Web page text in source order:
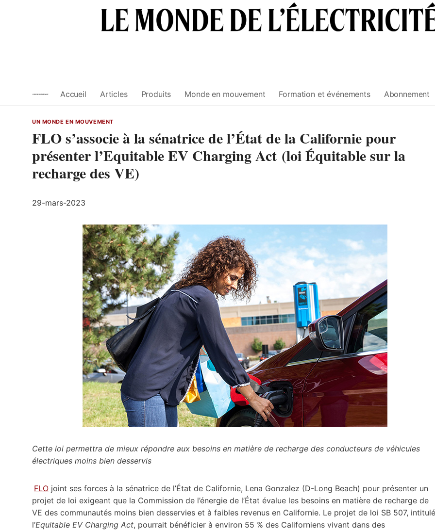
Accueil Articles Produits Monde en mouvement Formation et événements Abonnement
UN MONDE EN MOUVEMENT
FLO s’associe à la sénatrice de l’État de la Californie pour
présenter l’Equitable EV Charging Act (loi Équitable sur la
recharge des VE)
29-mars-2023
Cette loi permettra de mieux répondre aux besoins en matière de recharge des conducteurs de véhicules
électriques moins bien desservis
FLO joint ses forces à la sénatrice de l’État de Californie, Lena Gonzalez (D-Long Beach) pour présenter un
projet de loi exigeant que la Commission de l’énergie de l’État évalue les besoins en matière de recharge de
VE des communautés moins bien desservies et à faibles revenus en Californie. Le projet de loi SB 507, intitulé
l’Equitable EV Charging Act, pourrait bénéficier à environ 55 % des Californiens vivant dans des